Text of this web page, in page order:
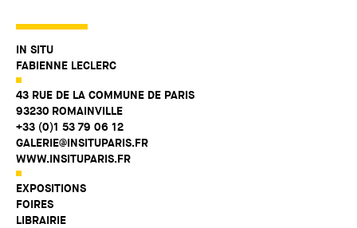
IN SITU
FABIENNE LECLERC
43 RUE DE LA COMMUNE DE PARIS
93230 ROMAINVILLE
+33 (0)1 53 79 06 12
GALERIE@INSITUPARIS.FR
WWW.INSITUPARIS.FR
EXPOSITIONS
FOIRES
LIBRAIRIE